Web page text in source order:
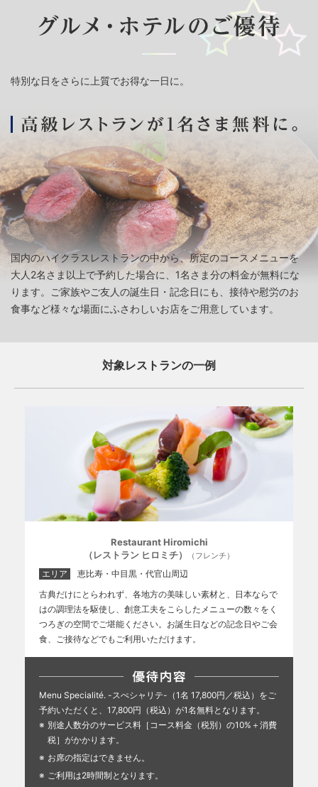
特別な日をさらに上質でお得な一日に。
国内のハイクラスレストランの中から、所定のコースメニューを
大人2名さま以上で予約した場合に、1名さま分の料金が無料にな
ります。ご家族やご友人の誕生日・記念日にも、接待や慰労のお
食事など様々な場面にふさわしいお店をご用意しています。
対象レストランの一例
Restaurant Hiromichi
（レストラン ヒロミチ）
（フレンチ）
エリア
恵比寿・中目黒・代官山周辺
古典だけにとらわれず、各地方の美味しい素材と、日本ならで
はの調理法を駆使し、創意工夫をこらしたメニューの数々をく
つろぎの空間でご堪能ください。お誕生日などの記念日やご会
食、ご接待などでもご利用いただけます。
Menu Specialité. -スぺシャリテ-（1名 17,800円／税込）をご
予約いただくと、17,800円（税込）が1名無料となります。
別途人数分のサービス料［コース料金（税別）の10%＋消費
税］がかかります。
お席の指定はできません。
ご利用は2時間制となります。